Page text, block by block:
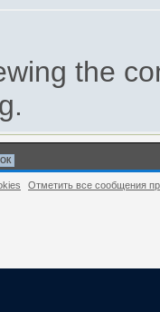
the
Отметить все сообщения